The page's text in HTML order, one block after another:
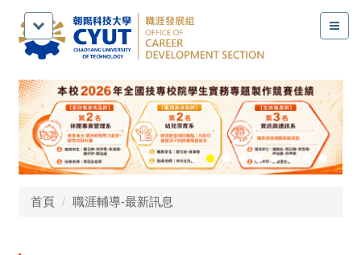
內
容
區
首頁 職涯輔導-最新訊息